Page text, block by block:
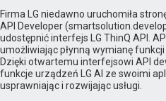
Firma LG niedawno uruchomiła
API Developer
udostępnić interfejs LG ThinQ API.
umożliwiając płynną wymianę
Dzięki otwartemu interfejsowi API
funkcje urządzeń LG AI ze swoimi
usprawniając i rozwijając usługi.